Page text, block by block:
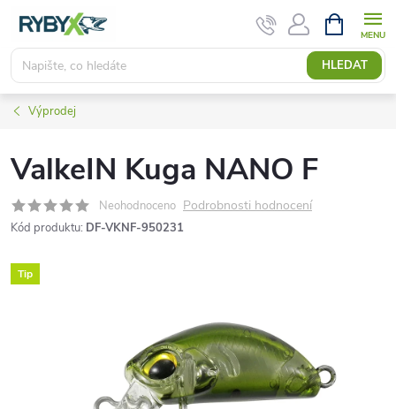
obsah
HLEDAT
NÁKUPNÍ
KOŠÍK
Výprodej
ValkeIN Kuga NANO F
Neohodnoceno Podrobnosti hodnocení
Kód produktu: DF-VKNF-950231
Tip